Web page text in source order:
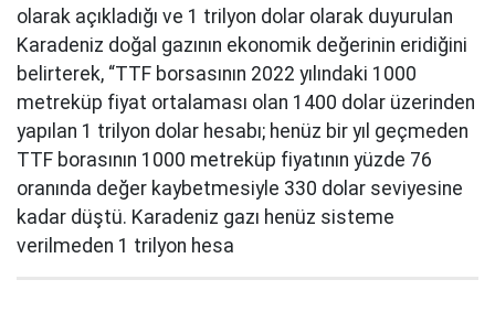
olarak açıkladığı ve 1 trilyon dolar olarak duyurulan
Karadeniz doğal gazının ekonomik değerinin eridiğini
belirterek, “TTF borsasının 2022 yılındaki 1000
metreküp fiyat ortalaması olan 1400 dolar üzerinden
yapılan 1 trilyon dolar hesabı; henüz bir yıl geçmeden
TTF borasının 1000 metreküp fiyatının yüzde 76
oranında değer kaybetmesiyle 330 dolar seviyesine
kadar düştü. Karadeniz gazı henüz sisteme
verilmeden 1 trilyon hesa